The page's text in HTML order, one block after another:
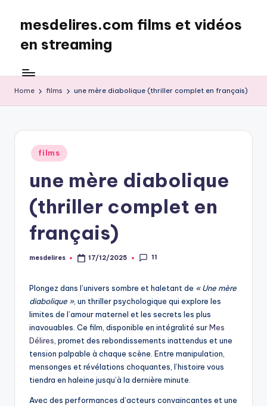
content
mesdelires.com films et vidéos
en streaming
:
film
et
complet
français
Home films une mère diabolique (thriller complet en français)
Posted
in
films
une mère diabolique
(thriller complet en
français)
Posted
mesdelires 17/12/2025 11
Plongez dans l’univers sombre et haletant de « Une mère
diabolique », un thriller psychologique qui explore les
limites de l’amour maternel et les secrets les plus
inavouables. Ce film, disponible en intégralité surMes
Délires, promet des rebondissements inattendus et une
tension palpable à chaque scène. Entre manipulation,
mensonges et révélations choquantes, l’histoire vous
tiendra en haleine jusqu’à la dernière minute.
Avec des performances d’acteurs convaincantes et une